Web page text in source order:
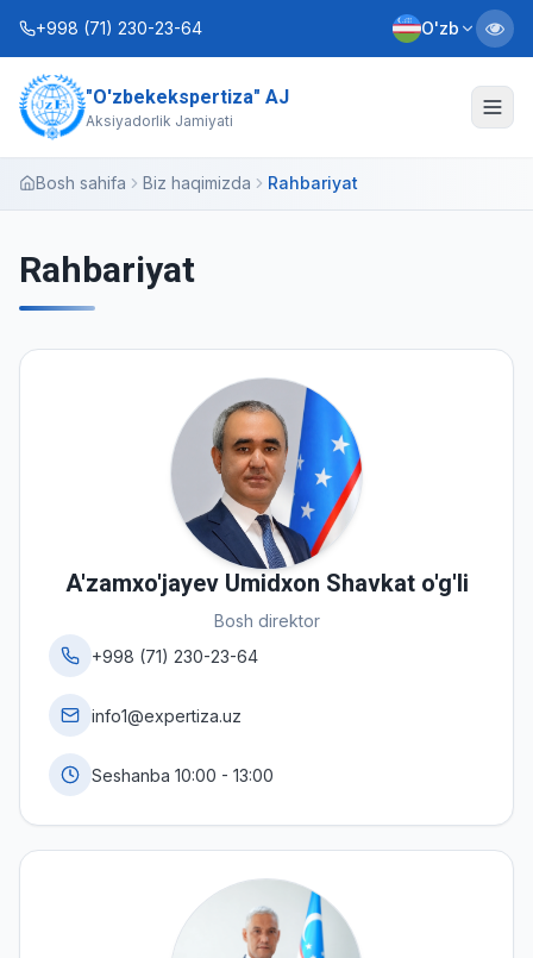
+998 (71) 230-23-64 O'zb
"O'zbekekspertiza" AJ
Aksiyadorlik Jamiyati
Biz haqimizda
Xizmatlar
Axborot xizmati
Biznes rejalar
Bosh sahifa Biz haqimizda Rahbariyat
Rahbariyat
A'zamxo'jayev Umidxon Shavkat o'g'li
Bosh direktor
+998 (71) 230-23-64
info1@expertiza.uz
Seshanba 10:00 - 13:00